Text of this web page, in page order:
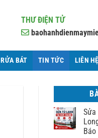
THƯ ĐIỆN TỬ
BÁT TIN TỨC LIÊN HỆ
Sửa